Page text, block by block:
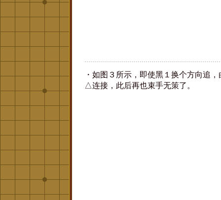
・如图３所示，即使黑１换个方向追
△连接，此后再也束手无策了。